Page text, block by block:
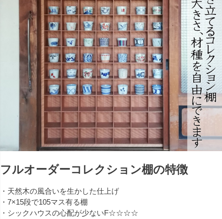
フルオーダーコレクション棚の特徴
・天然木の風合いを生かした仕上げ
・7×15段で105マス有る棚
・シックハウスの心配が少ないF☆☆☆☆